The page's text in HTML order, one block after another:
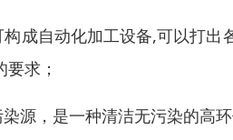
成自动化加工设备,可以打
求；
源，是一种清洁无污染的高环